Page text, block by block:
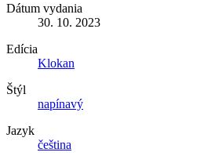
Dátum vydania
30. 10. 2023
Edícia
Klokan
Štýl
napínavý
Jazyk
čeština